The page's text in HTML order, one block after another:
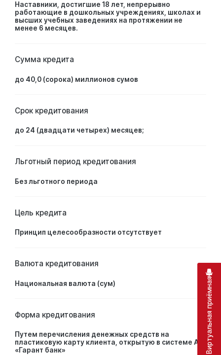
Наставники, достигшие 18 лет, непрерывно
работающие в дошкольных учреждениях, школах и
высших учебных заведениях на протяжении не
менее 6 месяцев.
Сумма кредита
до 40,0 (сорока) миллионов сумов
Срок кредитования
до 24 (двадцати четырех) месяцев;
Льготный период кредитования
Без льготного периода
Цель кредита
Принцип целесообразности отсутствует
Валюта кредитования
Национальная валюта (сум)
Форма кредитования
Путем перечисления денежных средств на
пластиковую карту клиента, открытую в системе АО
«Гарант банк»
Виртуальная приёмная